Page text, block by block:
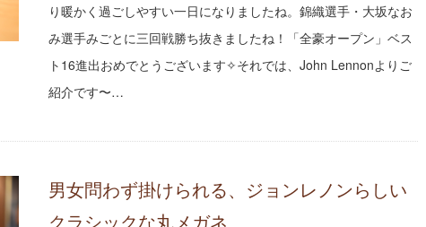
り暖かく過ごしやすい一日になりましたね。錦織選手・大坂なお
み選手みごとに三回戦勝ち抜きましたね！「全豪オープン」ベス
ト16進出おめでとうございます✧それでは、John Lennonよりご
紹介です〜…
男女問わず掛けられる、ジョンレノンらしい
クラシックな丸メガネ